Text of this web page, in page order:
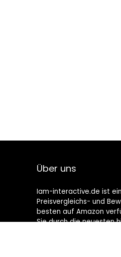
Über uns
Iam-interactive.de ist
Preisvergleichs- und
besten auf Amazon
Sie durch die neuesten